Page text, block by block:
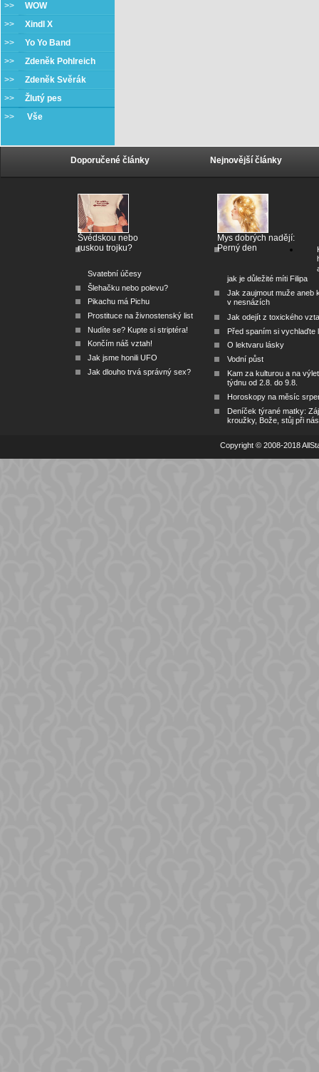
>> WOW
>> Xindl X
>> Yo Yo Band
>> Zdeněk Pohlreich
>> Zdeněk Svěrák
>> Žlutý pes
>>
Vše
Doporučené články
Švédskou nebo
ruskou trojku?
Svatební účesy
Šlehačku nebo polevu?
Pikachu má Pichu
Prostituce na živnostenský list
Nudíte se? Kupte si striptéra!
Končím náš vztah!
Jak jsme honili UFO
Jak dlouho trvá správný sex?
Nejnovější články
Mys dobrých nadějí:
Perný den
jak je důležité míti Filipa
Jak zaujmout muže aneb
v nesnázích
Jak odejít z toxického
Před spaním si vychlaďte
O lektvaru lásky
Vodní půst
Kam za kulturou a na
týdnu od 2.8. do 9.8.
Horoskopy na měsíc
Deníček týrané matky:
kroužky, Bože, stůj při nás
Copyright © 2008-2018